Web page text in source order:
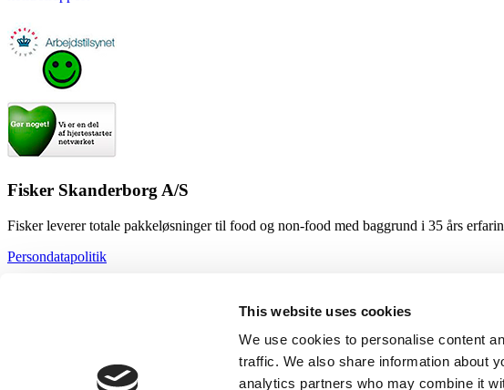
This website uses cookies
We use cookies to personalise content
traffic. We also share information about
analytics partners who may combine it
Fisker Skanderborg A/S
Fisker leverer totale pakkeløsninger til food og non-food med baggrund i 35 års
Persondatapolitik
og få et nærmere indblik i, hvilke løsninger vi udvikler hos